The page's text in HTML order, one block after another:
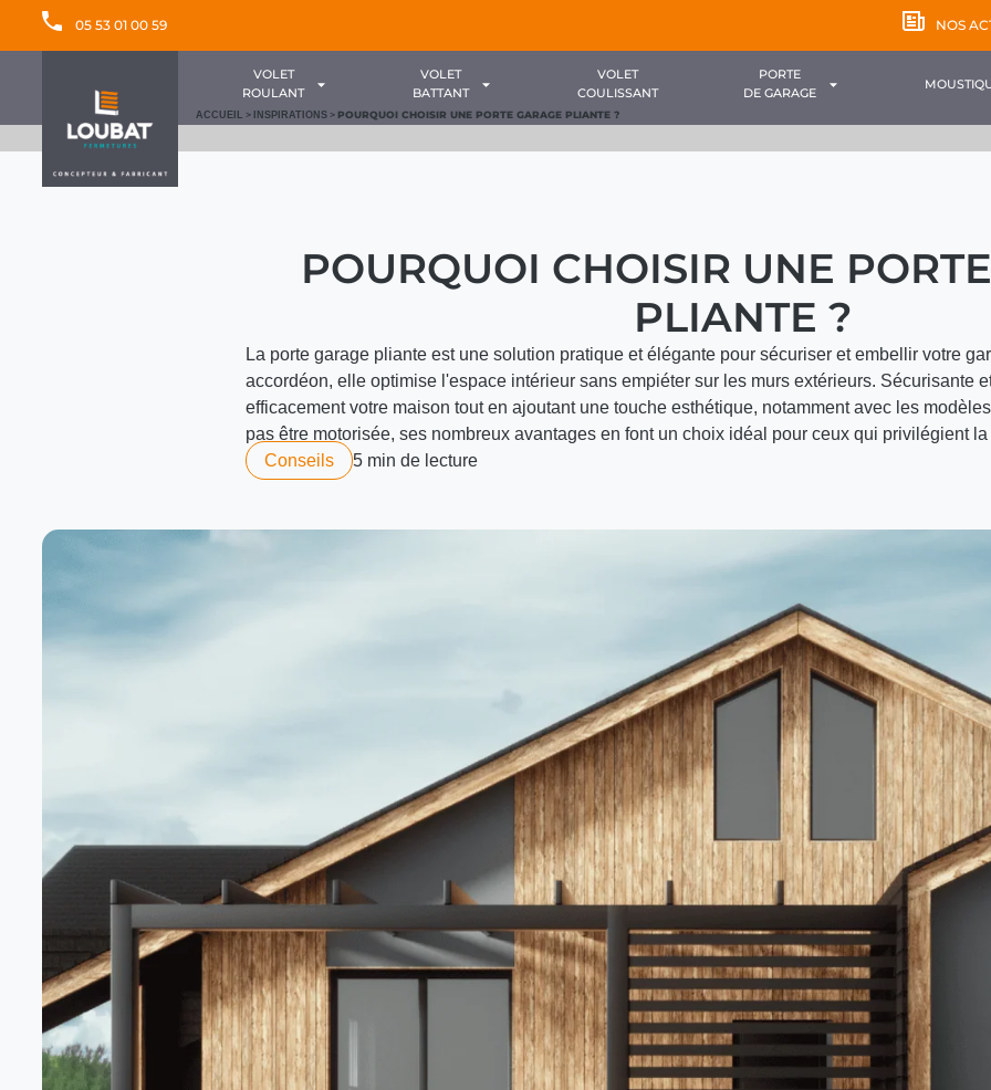
05 53 01 00 59 NOS
VOLET
ROULANT
VOLET
BATTANT
VOLET
COULISSANT
PORTE
DE GARAGE
ACCUEIL > INSPIRATIONS> POURQUOI CHOISIR UNE PORTE GARAGE PLIANTE ?
POURQUOI CHOISIR UNE
PLIANTE ?
La porte garage pliante est une solution pratique et élégante pour sécuriser et embellir votre
accordéon, elle optimise l'espace intérieur sans empiéter sur les murs extérieurs. Sécurisante
efficacement votre maison tout en ajoutant une touche esthétique, notamment avec les
pas être motorisée, ses nombreux avantages en font un choix idéal pour ceux qui privilégient
Conseils
5 min de lecture